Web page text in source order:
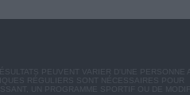
PEUVENT VARIER D'UNE PERSONNE A
RÉGULIERS SONT NÉCESSAIRES POUR
UN PROGRAMME SPORTIF OU DE